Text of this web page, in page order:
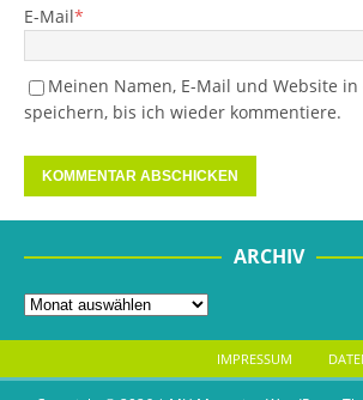
E-Mail*
Meinen Namen, E-Mail und Website
speichern, bis ich wieder kommentiere.
ARCHIV
IMPRESSUM